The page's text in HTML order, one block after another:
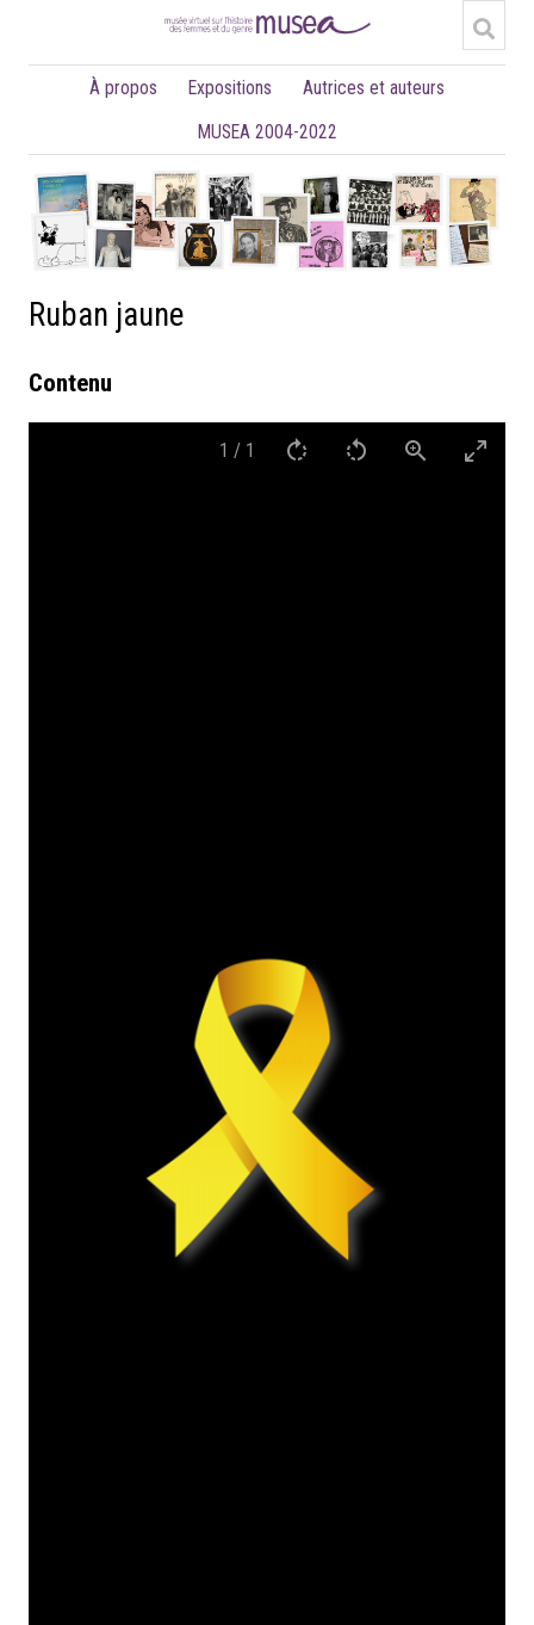
À propos Expositions
Autrices et auteurs
MUSEA 2004-2022
Ruban jaune
Contenu
1 / 1